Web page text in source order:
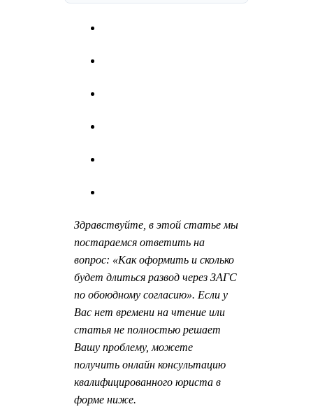
Здравствуйте, в этой статье мы
постараемся ответить на
вопрос: «Как оформить и сколько
будет длиться развод через ЗАГС
по обоюдному согласию». Если у
Вас нет времени на чтение или
статья не полностью решает
Вашу проблему, можете
получить онлайн консультацию
квалифицированного юриста в
форме ниже.